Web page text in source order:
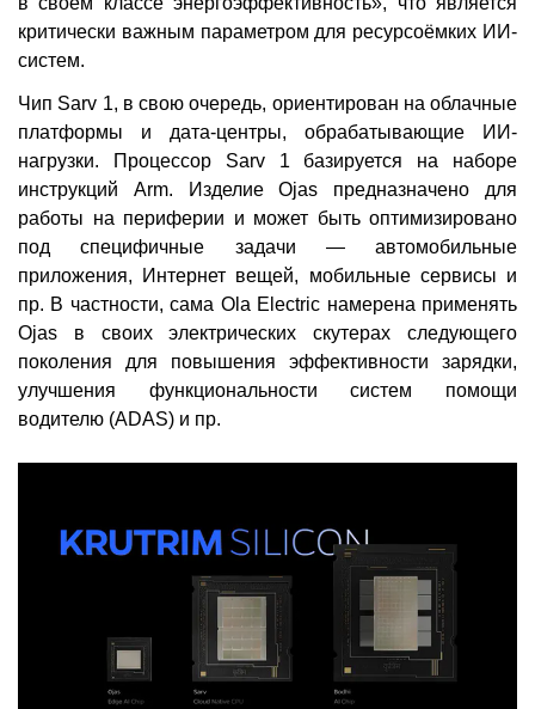
критически важным параметром для ресурсоёмких ИИ-
систем.
Чип Sarv 1, в свою очередь, ориентирован на облачные
платформы и дата-центры, обрабатывающие ИИ-
нагрузки. Процессор Sarv 1 базируется на наборе
инструкций Arm. Изделие Ojas предназначено для
работы на периферии и может быть оптимизировано
под специфичные задачи — автомобильные
приложения, Интернет вещей, мобильные сервисы и
пр. В частности, сама Ola Electric намерена применять
Ojas в своих электрических скутерах следующего
поколения для повышения эффективности зарядки,
улучшения функциональности систем помощи
водителю (ADAS) и пр.